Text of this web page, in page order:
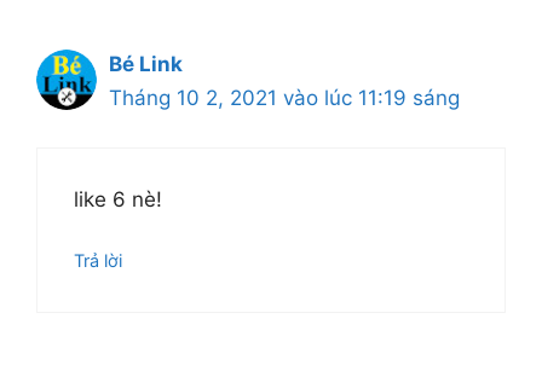
Bé Link
Tháng 10 2, 2021 vào lúc 11:19 sáng
like 6 nè!
Trả lời